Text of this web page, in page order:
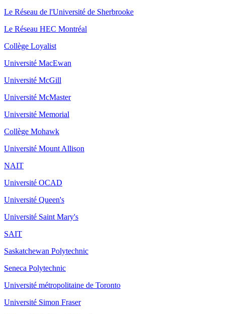
Le Réseau de l'Université de Sherbrooke
Le Réseau HEC Montréal
Collège Loyalist
Université MacEwan
Université McGill
Université McMaster
Université Memorial
Collège Mohawk
Université Mount Allison
NAIT
Université OCAD
Université Queen's
Université Saint Mary's
SAIT
Saskatchewan Polytechnic
Seneca Polytechnic
Université métropolitaine de Toronto
Université Simon Fraser